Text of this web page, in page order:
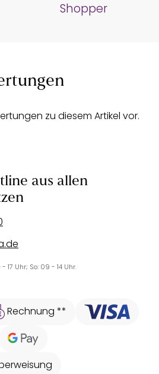
Shopper
zu diesem Artikel vor.
aus allen
Uhr; So: 09 - 14 Uhr.
Rechnung **